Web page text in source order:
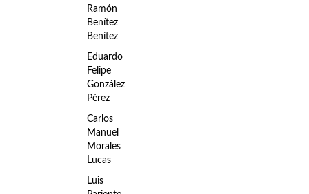
Ramón
Benítez
Benítez
Eduardo
Felipe
González
Pérez
Carlos
Manuel
Morales
Lucas
Luis